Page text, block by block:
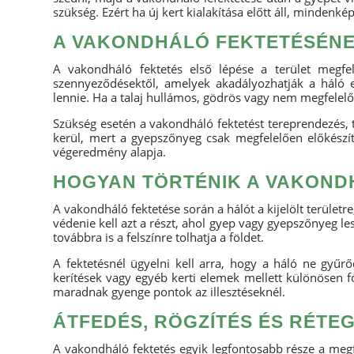
szükség. Ezért ha új kert kialakítása előtt áll,
A VAKONDHÁLÓ
A vakondháló fektetés első lépése a terület
szennyeződésektől, amelyek akadályozhatják a
lennie. Ha a talaj hullámos, gödrös vagy nem
Szükség esetén a vakondháló fektetést
kerül, mert a gyepszőnyeg csak megfelelően
végeredmény alapja.
HOGYAN TÖRTÉNIK A
A vakondháló fektetése során a hálót a kijelölt
védenie kell azt a részt, ahol gyep vagy gyepszőnyeg
továbbra is a felszínre tolhatja a földet.
A fektetésnél ügyelni kell arra, hogy a háló ne
kerítések vagy egyéb kerti elemek mellett különösen
maradnak gyenge pontok az illesztéseknél.
ÁTFEDÉS, RÖGZÍTÉS ÉS
A vakondháló fektetés egyik legfontosabb része a